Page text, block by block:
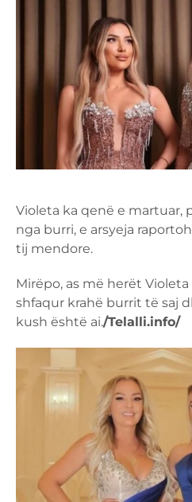
Violeta ka qenë e martuar,
nga burri, e arsyeja
tij mendore.
Mirëpo, as më herët
shfaqur krahë burrit të saj
kush është ai./Telalli.info/